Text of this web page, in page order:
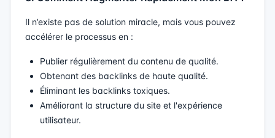
Il n’existe pas de solution miracle, mais vous pouvez
accélérer le processus en :
Publier régulièrement du contenu de qualité.
Obtenant des backlinks de haute qualité.
Éliminant les backlinks toxiques.
Améliorant la structure du site et l'expérience
utilisateur.